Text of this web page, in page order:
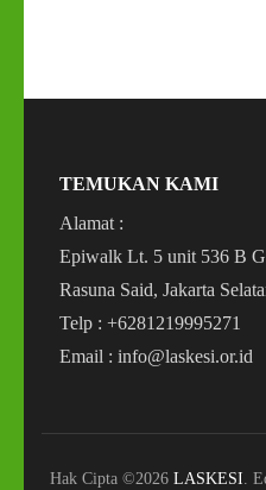
TEMUKAN KAMI
Alamat :
Epiwalk Lt. 5 unit 536 B
Rasuna Said, Jakarta
Telp : +6281219995271
Email : info@laskesi.or.id
Hak Cipta ©2026 LASKESI